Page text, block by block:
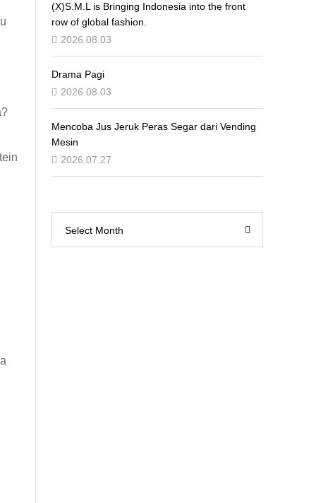
(X)S.M.L is Bringing Indonesia into the front
row of global fashion.
2026.08.03
Drama Pagi
2026.08.03
Mencoba Jus Jeruk Peras Segar dari Vending
Mesin
2026.07.27
Select Month